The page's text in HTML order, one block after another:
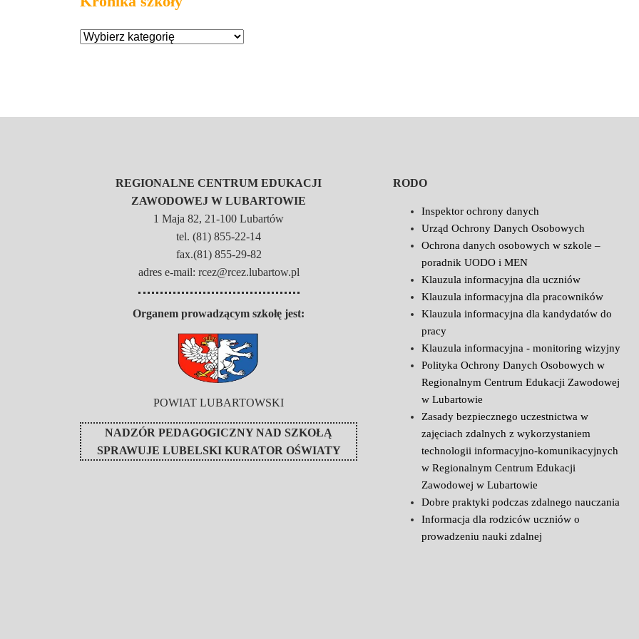
REGIONALNE CENTRUM EDUKACJI
ZAWODOWEJ W LUBARTOWIE
1 Maja 82, 21-100 Lubartów
tel. (81) 855-22-14
fax.(81) 855-29-82
adres e-mail: rcez@rcez.lubartow.pl
Organem prowadzącym szkołę jest:
POWIAT LUBARTOWSKI
NADZÓR PEDAGOGICZNY NAD SZKOŁĄ
SPRAWUJE LUBELSKI KURATOR OŚWIATY
RODO
Inspektor ochrony danych
Urząd Ochrony Danych Osobowych
Ochrona danych osobowych w szkole –
poradnik UODO i MEN
Klauzula informacyjna dla uczniów
Klauzula informacyjna dla pracowników
Klauzula informacyjna dla kandydatów do
pracy
Klauzula informacyjna - monitoring wizyjny
Polityka Ochrony Danych Osobowych w
Regionalnym Centrum Edukacji Zawodowej
w Lubartowie
Zasady bezpiecznego uczestnictwa w
zajęciach zdalnych z wykorzystaniem
technologii informacyjno-komunikacyjnych
w Regionalnym Centrum Edukacji
Zawodowej w Lubartowie
Dobre praktyki podczas zdalnego nauczania
Informacja dla rodziców uczniów o
prowadzeniu nauki zdalnej